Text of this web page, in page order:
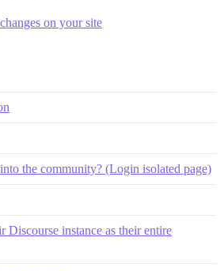
on your site
the community? (Login isolated page)
Discourse instance as their entire